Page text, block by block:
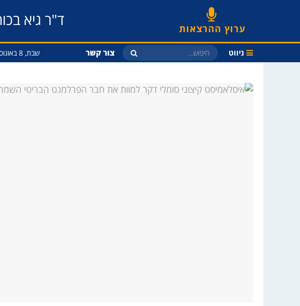
ערוץ ההרצאות ד"ר גיא
ניווט צור קשר שבת, 8 באוגוסט, 2026